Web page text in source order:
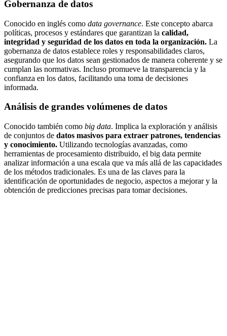
Gobernanza de datos
Conocido en inglés como data governance. Este concepto abarca
políticas, procesos y estándares que garantizan la calidad,
integridad y seguridad de los datos en toda la organización. La
gobernanza de datos establece roles y responsabilidades claros,
asegurando que los datos sean gestionados de manera coherente y se
cumplan las normativas. Incluso promueve la transparencia y la
confianza en los datos, facilitando una toma de decisiones
informada.
Análisis de grandes volúmenes de datos
Conocido también como big data. Implica la exploración y análisis
de conjuntos de datos masivos para extraer patrones, tendencias
y conocimiento. Utilizando tecnologías avanzadas, como
herramientas de procesamiento distribuido, el big data permite
analizar información a una escala que va más allá de las capacidades
de los métodos tradicionales. Es una de las claves para la
identificación de oportunidades de negocio, aspectos a mejorar y la
obtención de predicciones precisas para tomar decisiones.